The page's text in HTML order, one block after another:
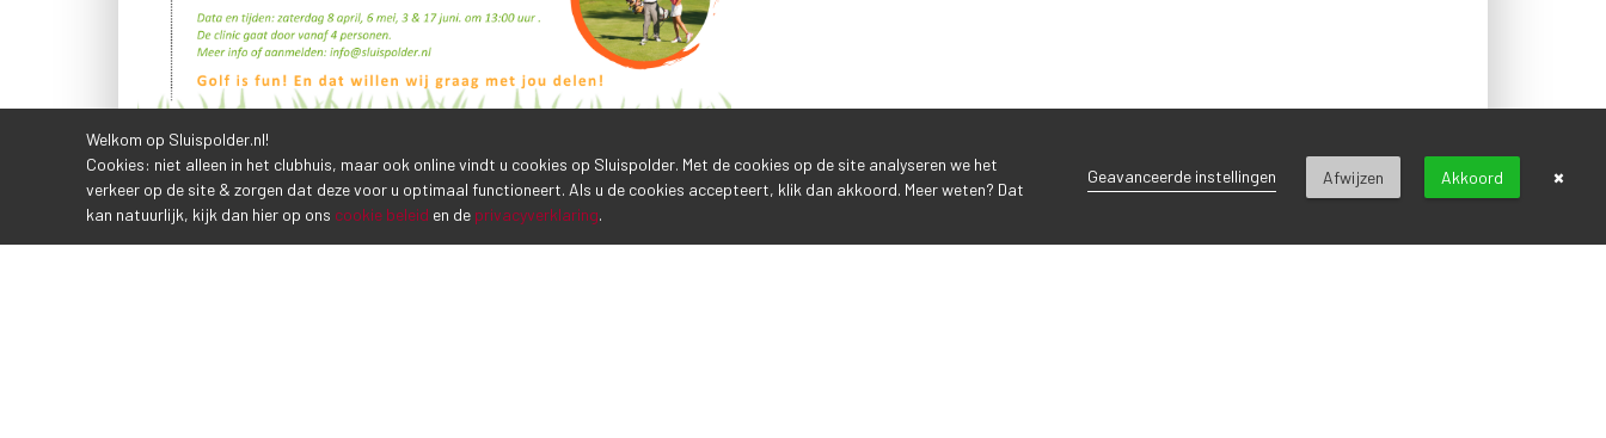
Welkom op Sluispolder.nl!
Cookies: niet alleen in het clubhuis, maar ook online vindt u cookies op Sluispolder. Met de cookies op de site analyseren we het
verkeer op de site & zorgen dat deze voor u optimaal functioneert. Als u de cookies accepteert, klik dan akkoord. Meer weten? Dat
kan natuurlijk, kijk dan hier op ons cookie beleid en de privacyverklaring.
Geavanceerde instellingen Afwijzen Akkoord ×